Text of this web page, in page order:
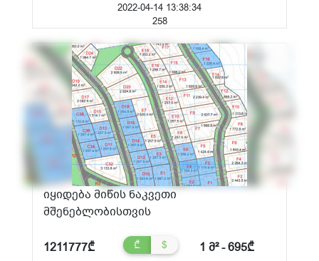
2022-04-14 13:38:34
258
იყიდება მიწის ნაკვეთი
მშენებლობისთვის
1211777₾ ₾ $ 1 მ² - 695₾